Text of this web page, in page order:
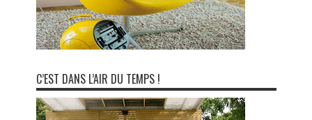
C’EST DANS L’AIR DU TEMPS !